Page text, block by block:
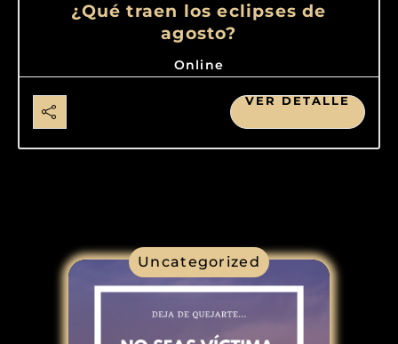
¿Qué traen los eclipses de
agosto?
Online
VER DETALLE
Uncategorized